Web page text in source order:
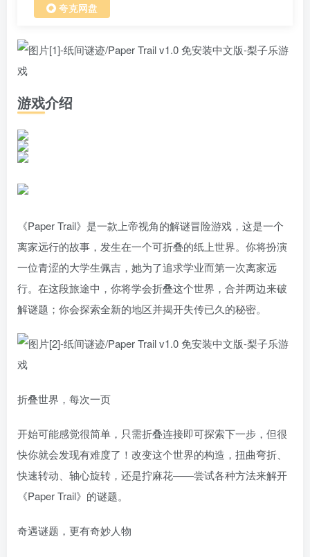
夸克网盘
游戏介绍
《Paper Trail》是一款上帝视角的解谜冒险游戏，这是一个
离家远行的故事，发生在一个可折叠的纸上世界。你将扮演
一位青涩的大学生佩吉，她为了追求学业而第一次离家远
行。在这段旅途中，你将学会折叠这个世界，合并两边来破
解谜题；你会探索全新的地区并揭开失传已久的秘密。
折叠世界，每次一页
开始可能感觉很简单，只需折叠连接即可探索下一步，但很
快你就会发现有难度了！改变这个世界的构造，扭曲弯折、
快速转动、轴心旋转，还是拧麻花——尝试各种方法来解开
《Paper Trail》的谜题。
奇遇谜题，更有奇妙人物